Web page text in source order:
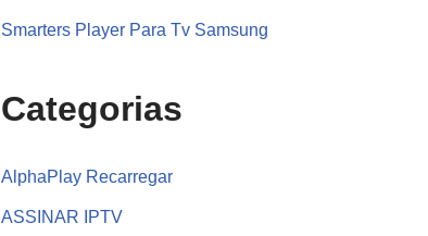
Smarters Player Para Tv Samsung
Categorias
AlphaPlay Recarregar
ASSINAR IPTV